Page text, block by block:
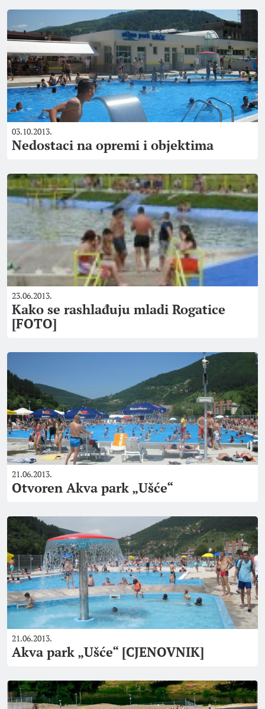
03.10.2013.
Nedostaci na opremi i objektima
23.06.2013.
Kako se rashlađuju mladi Rogatice
[FOTO]
21.06.2013.
Otvoren Akva park „Ušće“
21.06.2013.
Akva park „Ušće“ [CJENOVNIK]